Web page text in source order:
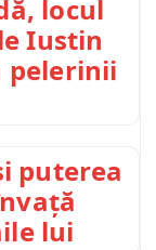
locul
Iustin
pelerinii
puterea
lui